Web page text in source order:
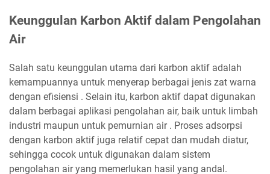
Keunggulan Karbon Aktif dalam Pengolahan
Air
Salah satu keunggulan utama dari karbon aktif adalah
kemampuannya untuk menyerap berbagai jenis zat warna
dengan efisiensi . Selain itu, karbon aktif dapat digunakan
dalam berbagai aplikasi pengolahan air, baik untuk limbah
industri maupun untuk pemurnian air . Proses adsorpsi
dengan karbon aktif juga relatif cepat dan mudah diatur,
sehingga cocok untuk digunakan dalam sistem
pengolahan air yang memerlukan hasil yang andal.